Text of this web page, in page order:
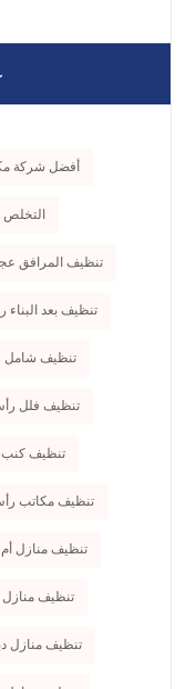
أفضل شركة
التخلص
تنظيف المرافق
تنظيف بعد البناء
تنظيف شامل
تنظيف فلل
تنظيف كنب
تنظيف مكاتب
تنظيف منازل أم
تنظيف منازل
تنظيف منازل